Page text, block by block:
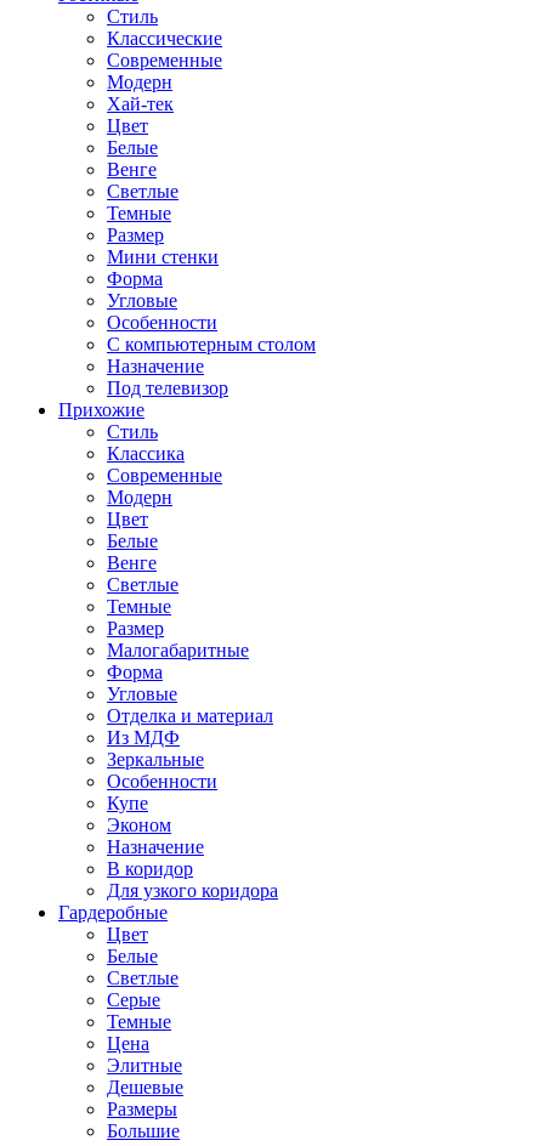
Стиль
Классические
Современные
Модерн
Хай-тек
Цвет
Белые
Венге
Светлые
Темные
Размер
Мини стенки
Форма
Угловые
Особенности
С компьютерным столом
Назначение
Под телевизор
Прихожие
Стиль
Классика
Современные
Модерн
Цвет
Белые
Венге
Светлые
Темные
Размер
Малогабаритные
Форма
Угловые
Отделка и материал
Из МДФ
Зеркальные
Особенности
Купе
Эконом
Назначение
В коридор
Для узкого коридора
Гардеробные
Цвет
Белые
Светлые
Серые
Темные
Цена
Элитные
Дешевые
Размеры
Большие